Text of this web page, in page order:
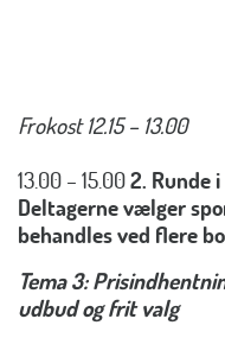
Frokost 12.15 – 13.00
13.00 – 15.002. Runde
Deltagerne vælger
behandles ved flere
Tema 3:
udbud og frit valg